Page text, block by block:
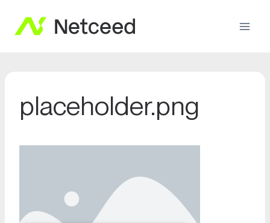
placeholder.png